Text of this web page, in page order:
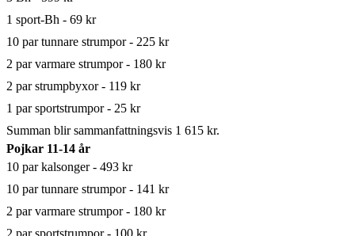
1 sport-Bh - 69 kr
10 par tunnare strumpor - 225 kr
2 par varmare strumpor - 180 kr
2 par strumpbyxor - 119 kr
1 par sportstrumpor - 25 kr
Summan blir sammanfattningsvis 1 615 kr.
Pojkar 11-14 år
10 par kalsonger - 493 kr
10 par tunnare strumpor - 141 kr
2 par varmare strumpor - 180 kr
2 par sportstrumpor - 100 kr